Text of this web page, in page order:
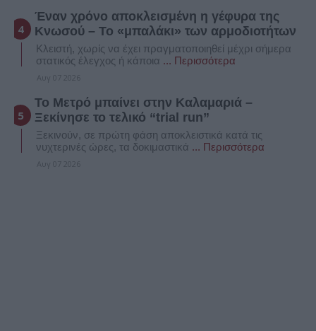
Έναν χρόνο αποκλεισμένη η γέφυρα της
Κνωσού – Το «μπαλάκι» των αρμοδιοτήτων
Κλειστή, χωρίς να έχει πραγματοποιηθεί μέχρι σήμερα
στατικός έλεγχος ή κάποια ... Περισσότερα
Αυγ 07 2026
Το Μετρό μπαίνει στην Καλαμαριά –
Ξεκίνησε το τελικό “trial run”
Ξεκινούν, σε πρώτη φάση αποκλειστικά κατά τις
νυχτερινές ώρες, τα δοκιμαστικά ... Περισσότερα
Αυγ 07 2026